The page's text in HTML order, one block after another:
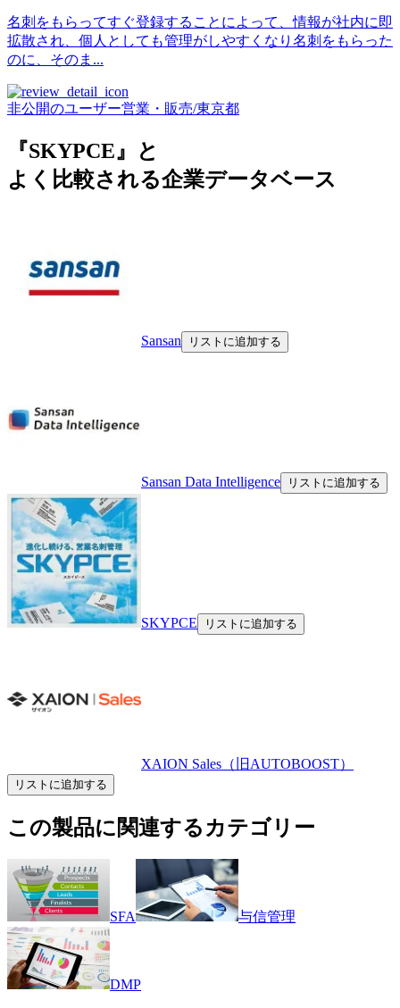
名刺をもらってすぐ登録することによって、情報が社内に即
拡散され、個人としても管理がしやすくなり名刺をもらった
のに、そのま...
非公開のユーザー営業・販売/東京都
『SKYPCE』と
よく比較される企業データベース
Sansan リストに追加する
Sansan Data Intelligence リストに追加する
SKYPCE リストに追加する
XAION Sales（旧AUTOBOOST）
リストに追加する
この製品に関連するカテゴリー
SFA 与信管理
DMP